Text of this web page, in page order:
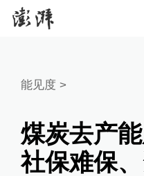
能见度 >
煤炭去产
社保难保、